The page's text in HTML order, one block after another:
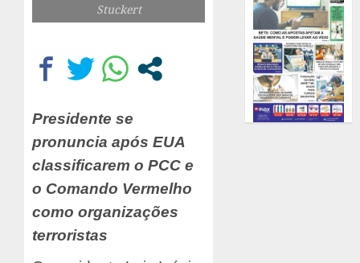
Stuckert
Presidente se
pronuncia após EUA
classificarem o PCC e
o Comando Vermelho
como organizações
terroristas